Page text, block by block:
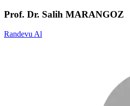
Prof. Dr. Salih MARANGOZ
Randevu Al